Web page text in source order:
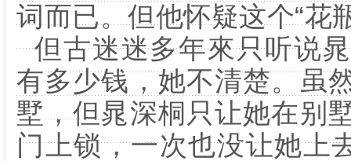
词而已。但他怀疑这个“花
但古迷迷多年來只听说
有多少钱，她不清楚。虽
墅，但晁深桐只让她在别
门上锁，一次也没让她上